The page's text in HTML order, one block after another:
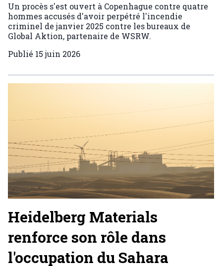
Un procès s'est ouvert à Copenhague contre quatre
hommes accusés d'avoir perpétré l'incendie
criminel de janvier 2025 contre les bureaux de
Global Aktion, partenaire de WSRW.
Publié 15 juin 2026
Heidelberg Materials
renforce son rôle dans
l'occupation du Sahara